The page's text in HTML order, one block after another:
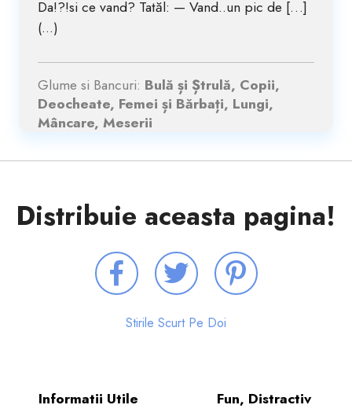
Da!?!si ce vand? Tatăl: — Vand..un pic de […]
(...)
Glume si Bancuri: Bulă și Ștrulă, Copii,
Deocheate, Femei și Bărbați, Lungi,
Mâncare, Meserii
Distribuie aceasta pagina!
Stirile Scurt Pe Doi
Informatii Utile Fun, Distractiv